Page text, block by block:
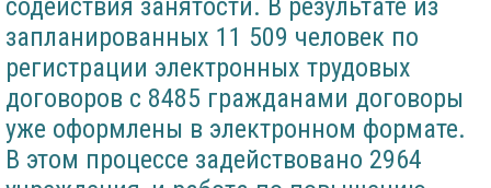
содействия занятости. В результате из
запланированных 11 509 человек по
регистрации электронных трудовых
договоров с 8485 гражданами договоры
уже оформлены в электронном формате.
В этом процессе задействовано 2964